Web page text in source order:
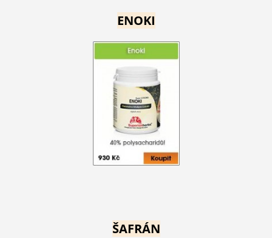
ENOKI
ŠAFRÁN